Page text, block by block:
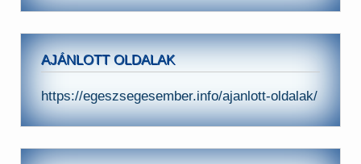
AJÁNLOTT OLDALAK
https://egeszsegesember.info/ajanlott-oldalak/